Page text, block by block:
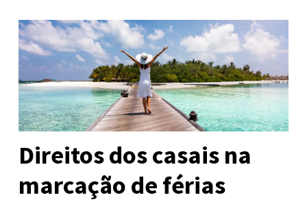
Direitos dos casais na
marcação de férias